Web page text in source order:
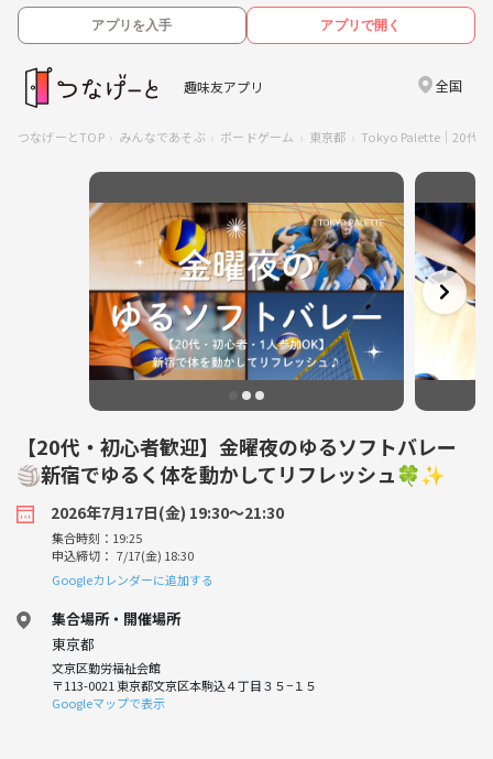
アプリを入手 アプリで開く
趣味友アプリ 全国
つなげーとTOP みんなであそぶ ボードゲーム 東京都 Tokyo Palette｜20代
【20代・初心者歓迎】金曜夜のゆるソフトバレー
🏐新宿でゆるく体を動かしてリフレッシュ🍀✨
2026年7月17日(金) 19:30〜21:30
集合時刻：19:25
申込締切： 7/17(金) 18:30
Googleカレンダーに追加する
集合場所・開催場所
東京都
文京区勤労福祉会館
〒113-0021 東京都文京区本駒込４丁目３５−１５
Googleマップで表示